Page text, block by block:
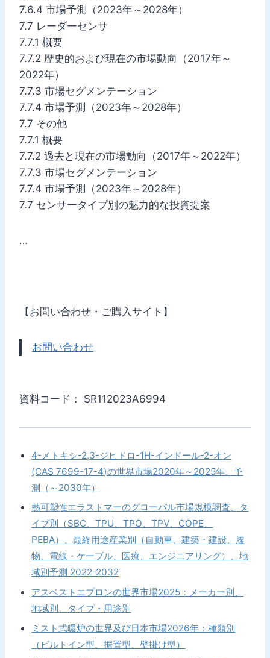
7.6.4 市場予測（2023年～2028年）
7.7 レーダーセンサ
7.7.1 概要
7.7.2 歴史的および現在の市場動向（2017年～
2022年）
7.7.3 市場セグメンテーション
7.7.4 市場予測（2023年～2028年）
7.7 その他
7.7.1 概要
7.7.2 過去と現在の市場動向（2017年～2022年）
7.7.3 市場セグメンテーション
7.7.4 市場予測（2023年～2028年）
7.7 センサータイプ別の魅力的な投資提案
…
【お問い合わせ・ご購入サイト】
お問い合わせ
資料コード： SR112023A6994
4-メトキシ-2,3-ジヒドロ-1H-インドール-2-オン
(CAS 7699-17-4)の世界市場2020年～2025年、予
測（～2030年）
熱可塑性エラストマーのグローバル市場規模調査、タ
イプ別（SBC、TPU、TPO、TPV、COPE、
PEBA）、最終用途産業別（自動車、建築・建設、履
物、電線・ケーブル、医療、エンジニアリング）、地
域別予測 2022-2032
アスベストエプロンの世界市場2025：メーカー別、
地域別、タイプ・用途別
ミスト式暖炉の世界及び日本市場2026年：種類別
（ビルトイン型、据置型、壁掛け型）